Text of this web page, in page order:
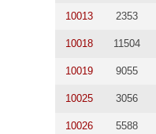
10013 2353
10018 11504
10019 9055
10025 3056
10026 5588